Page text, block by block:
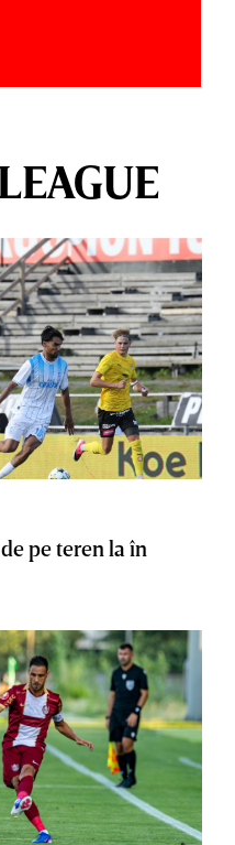
pe teren la în